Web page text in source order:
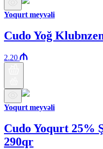
Yoqurt meyvəli
Cudo Yoğ
2.20
Yoqurt meyvəli
Cudo Yoqurt 25%
290qr